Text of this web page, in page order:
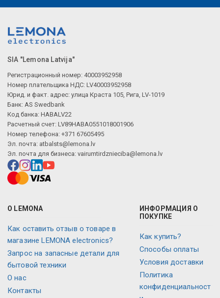
SIA "Lemona Latvija"
Регистрационный номер: 40003952958
Номер плательщика НДС: LV40003952958
Юрид. и факт. адрес: улица Краста 105, Рига, LV-1019
Банк: AS Swedbank
Код банка: HABALV22
Расчетный счет: LV89HABA0551018001906
Номер телефона: +371 67605495
Эл. почта: atbalsts@lemona.lv
Эл. почта для бизнеса: vairumtirdznieciba@lemona.lv
О LEMONA
Как оставить отзыв о товаре в
магазине LEMONA electronics?
Запрос на запасные детали для
бытовой техники
О нас
Контакты
ИНФОРМАЦИЯ О
ПОКУПКЕ
Как купить?
Способы оплаты
Условия доставки
Политика
конфиденциальност